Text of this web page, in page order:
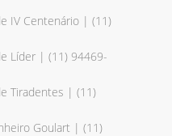
IV Centenário | (11)
Líder | (11) 94469-
Tiradentes | (11)
Goulart | (11)